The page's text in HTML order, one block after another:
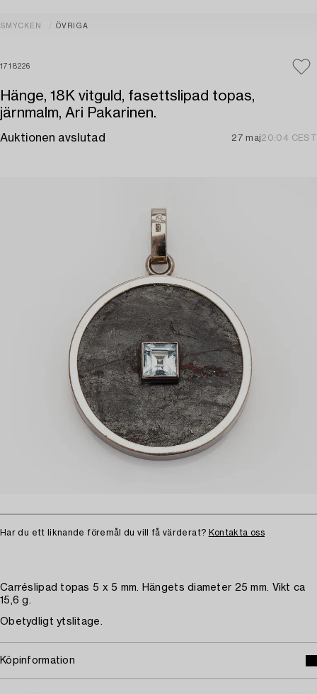
SMYCKEN ÖVRIGA
1718226
Hänge, 18K vitguld, fasettslipad topas,
järnmalm, Ari Pakarinen.
Auktionen avslutad 27 maj20:04 CEST
Har du ett liknande föremål du vill få värderat? Kontakta oss
Carréslipad topas 5 x 5 mm. Hängets diameter 25 mm. Vikt ca
15,6 g.
Obetydligt ytslitage.
Köpinformation